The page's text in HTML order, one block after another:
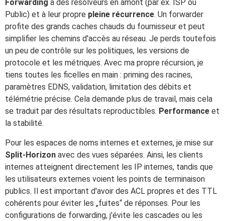
Forwarding à des résolveurs en amont (par ex. ISP ou
Public) et à leur propre pleine récurrence. Un forwarder
profite des grands caches chauds du fournisseur et peut
simplifier les chemins d'accès au réseau. Je perds toutefois
un peu de contrôle sur les politiques, les versions de
protocole et les métriques. Avec ma propre récursion, je
tiens toutes les ficelles en main : priming des racines,
paramètres EDNS, validation, limitation des débits et
télémétrie précise. Cela demande plus de travail, mais cela
se traduit par des résultats reproductibles. Performance et
la stabilité.
Pour les espaces de noms internes et externes, je mise sur
Split-Horizon avec des vues séparées. Ainsi, les clients
internes atteignent directement les IP internes, tandis que
les utilisateurs externes voient les points de terminaison
publics. Il est important d'avoir des ACL propres et des TTL
cohérents pour éviter les „fuites“ de réponses. Pour les
configurations de forwarding, j'évite les cascades ou les